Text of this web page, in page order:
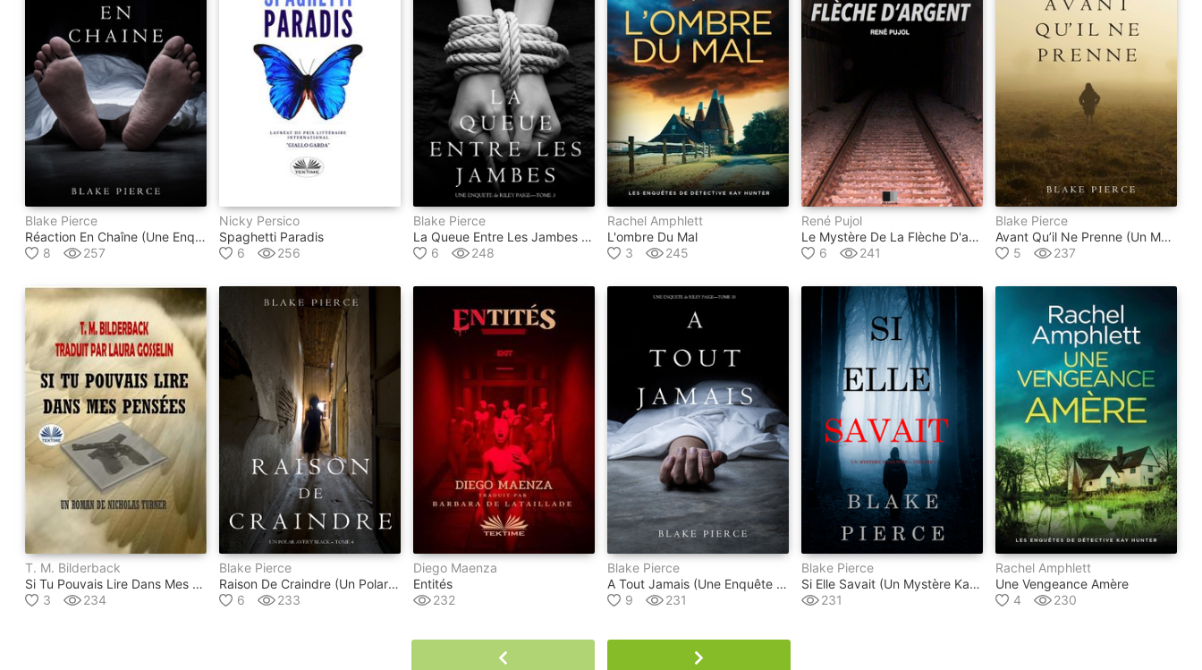
Blake Pierce
Réaction En Chaîne (une Enquête De Riley Paige – Tome 2)
8
257
Nicky Persico
Spaghetti Paradis
6
256
Blake Pierce
La Queue Entre Les Jambes (une Enquête De Riley Paige – Tome 3)
6
248
Rachel Amphlett
L'ombre Du Mal
3
245
René Pujol
Le Mystère De La Flèche D'argent
6
241
Blake Pierce
Avant Qu’il Ne Prenne (un Mystère Mackenzie White – Volume 4)
5
237
T. M. Bilderback
Si Tu Pouvais Lire Dans Mes Pensées
3
234
Blake Pierce
Raison De Craindre (un Polar Avery Black – Tome 4)
6
233
Diego Maenza
Entités
232
Blake Pierce
A Tout Jamais (une Enquête De Riley Paige – Tome 10)
9
231
Blake Pierce
Si Elle Savait (un Mystère Kate Wise – Volume 1)
231
Rachel Amphlett
Une Vengeance Amère
4
230